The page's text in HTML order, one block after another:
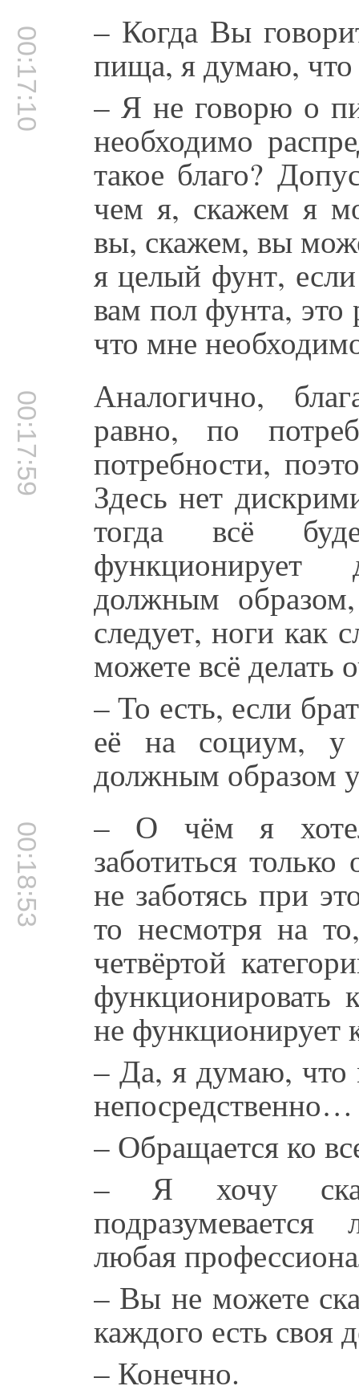
00:17:10 – Когда Вы
пища, я думаю, что
– Я не говорю о
необходимо
такое благо?
чем я, скажем я
вы, скажем, вы
я целый фунт,
вам пол фунта, это
что мне
00:17:59 Аналогично,
равно, по
потребности,
Здесь нет
тогда всё
должным
следует, ноги как
можете всё делать
– То есть, если
её на социум, у
должным образом
00:18:53 – О чём я
заботиться
не заботясь при
то несмотря на
четвёртой
функционировать
не функционирует
– Да, я думаю, что
непосредственно…
– Обращается ко
– Я хочу
любая
– Вы не можете
каждого есть своя
– Конечно.